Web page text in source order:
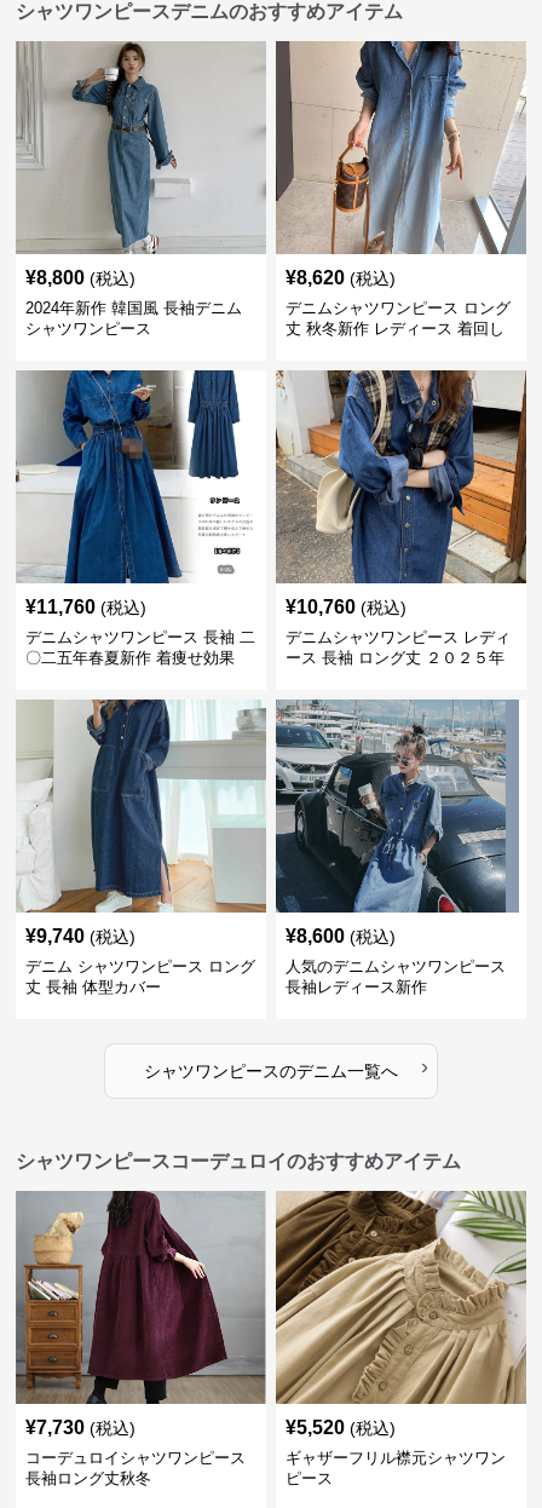
シャツワンピースデニムのおすすめアイテム
¥8,800 (税込)
2024年新作 韓国風 長袖デニム
シャツワンピース
¥8,620 (税込)
デニムシャツワンピース ロング
丈 秋冬新作 レディース 着回し
¥11,760 (税込)
デニムシャツワンピース 長袖 二
〇二五年春夏新作 着痩せ効果
¥10,760 (税込)
デニムシャツワンピース レディ
ース 長袖 ロング丈 ２０２５年
¥9,740 (税込)
デニム シャツワンピース ロング
丈 長袖 体型カバー
¥8,600 (税込)
人気のデニムシャツワンピース
長袖レディース新作
シャツワンピースのデニム一覧へ ›
シャツワンピースコーデュロイのおすすめアイテム
¥7,730 (税込)
コーデュロイシャツワンピース
長袖ロング丈秋冬
¥5,520 (税込)
ギャザーフリル襟元シャツワン
ピース